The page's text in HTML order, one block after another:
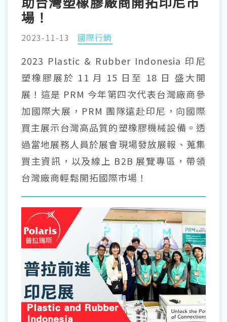
場！
2023-11-13 國際行銷
2023 Plastic & Rubber Indonesia 印尼
塑橡膠展於 11 月 15 日至 18 日 盛大開
展！這是 PRM 今年第四次代表台灣廠商參
加國際大展，PRM 團隊遠赴印尼，向國際
買主展示台灣高品質的塑橡膠機械設備。透
過當地展務人員於展會現場發放展報、蒐集
買主資訊，以及線上 B2B 展覽專區，帶領
台灣廠商輕鬆開拓國際市場！